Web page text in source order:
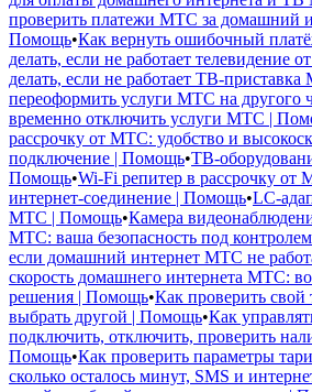
проверить платежи МТС за домашний
Помощь•Как вернуть ошибочный
делать, если не работает
делать, если не работает ТВ-
переоформить услуги МТС на другого
временно отключить услуги МТС |
рассрочку от МТС: удобство и
подключение | Помощь•ТВ-
Помощь•Wi-Fi репитер в рассрочку
интернет-соединение | Помощь•LC-
МТС | Помощь•Камера
МТС: ваша безопасность под
если домашний интернет МТС не
скорость домашнего интернета МТС:
решения | Помощь•Как проверить
выбрать другой | Помощь•Как
подключить, отключить, проверить
Помощь•Как проверить параметры
сколько осталось минут, SMS и